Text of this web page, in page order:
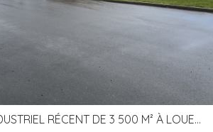
BEAU BÂTIMENT INDUSTRIEL RÉCENT DE 3 500 M² À LOUER OU VENDRE PROCHE PÉRIGUEUX (24)